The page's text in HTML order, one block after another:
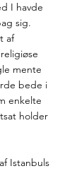
I havde
sig.
af
mente
bede i
enkelte
holder
Istanbuls